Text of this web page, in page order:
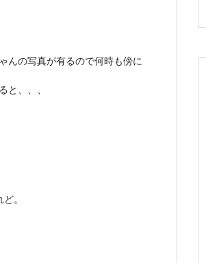
んの写真が有るので何時も傍に
、、、
。